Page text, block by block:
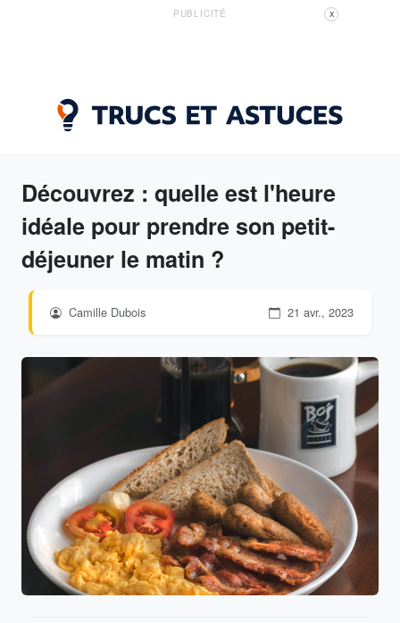
PUBLICITÉ X
Découvrez : quelle est l'heure
idéale pour prendre son petit-
déjeuner le matin ?
Camille Dubois 21 avr., 2023